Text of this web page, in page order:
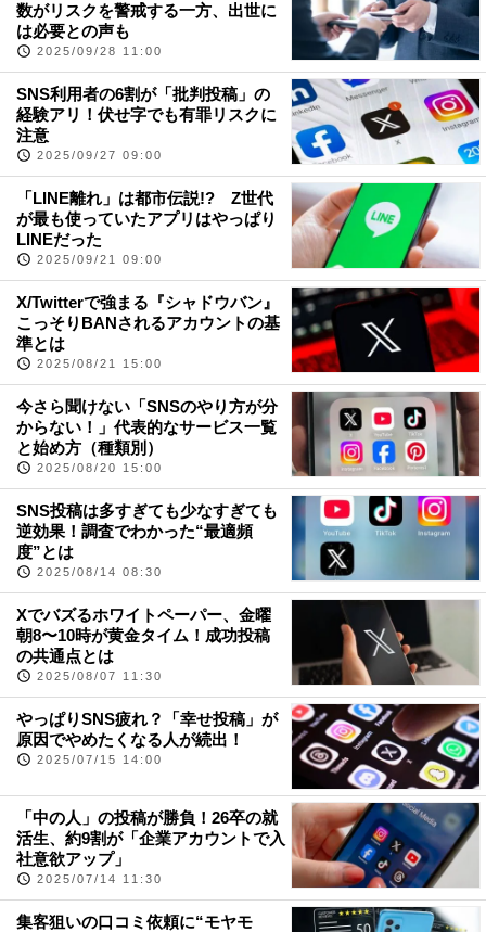
数がリスクを警戒する一方、出世に
は必要との声も
2025/09/28 11:00
SNS利用者の6割が「批判投稿」の
経験アリ！伏せ字でも有罪リスクに
注意
2025/09/27 09:00
「LINE離れ」は都市伝説!? Z世代
が最も使っていたアプリはやっぱり
LINEだった
2025/09/21 09:00
X/Twitterで強まる『シャドウバン』
こっそりBANされるアカウントの基
準とは
2025/08/21 15:00
今さら聞けない「SNSのやり方が分
からない！」代表的なサービス一覧
と始め方（種類別）
2025/08/20 15:00
SNS投稿は多すぎても少なすぎても
逆効果！調査でわかった“最適頻
度”とは
2025/08/14 08:30
Xでバズるホワイトペーパー、金曜
朝8〜10時が黄金タイム！成功投稿
の共通点とは
2025/08/07 11:30
やっぱりSNS疲れ？「幸せ投稿」が
原因でやめたくなる人が続出！
2025/07/15 14:00
「中の人」の投稿が勝負！26卒の就
活生、約9割が「企業アカウントで入
社意欲アップ」
2025/07/14 11:30
集客狙いの口コミ依頼に“モヤモ